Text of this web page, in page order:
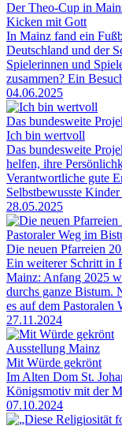
Der Theo-Cup in
Kicken mit Gott
In Mainz fand ein
Deutschland und der
Spielerinnen und
zusammen? Ein
04.06.2025
Das bundesweite
Ich bin wertvoll
Das bundesweite
helfen, ihre
Verantwortliche gute
Selbstbewusste
28.05.2025
Pastoraler Weg im
Die neuen Pfarreien
Ein weiterer Schritt in
Mainz: Anfang 2025
durchs ganze Bistum.
es auf dem Pastoralen
27.11.2024
Ausstellung Mainz
Mit Würde gekrönt
Im Alten Dom St.
Königsmotiv mit der
07.10.2024